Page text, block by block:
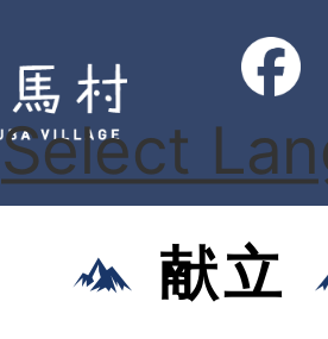
Select
献立